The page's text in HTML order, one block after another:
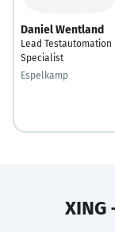
Daniel Wentland
Lead Testautomation
Specialist
Espelkamp
XING